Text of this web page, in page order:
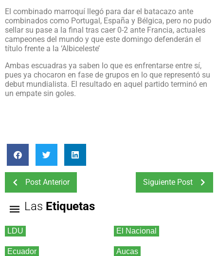
El combinado marroquí llegó para dar el batacazo ante
combinados como Portugal, España y Bélgica, pero no pudo
sellar su pase a la final tras caer 0-2 ante Francia, actuales
campeones del mundo y que este domingo defenderán el
título frente a la ‘Albiceleste’
Ambas escuadras ya saben lo que es enfrentarse entre sí,
pues ya chocaron en fase de grupos en lo que representó su
debut mundialista. El resultado en aquel partido terminó en
un empate sin goles.
Post Anterior Siguiente Post
Las Etiquetas
LDU El Nacional
Ecuador Aucas